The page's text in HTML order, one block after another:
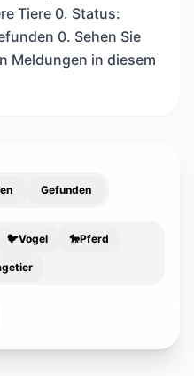
Tiere 0. Status:
0. Sehen Sie
Meldungen in diesem
Gefunden
🐦Vogel 🐎Pferd